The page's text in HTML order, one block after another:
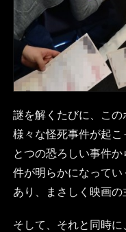
謎を解くたびに、この
様々な怪死事件が起
とつの恐ろしい事件
件が明らかになって
あり、まさしく映画の
そして、それと同時に